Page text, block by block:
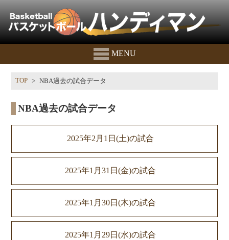
MENU
TOP NBA過去の試合データ
NBA過去の試合データ
2025年2月1日(土)の試合
2025年1月31日(金)の試合
2025年1月30日(木)の試合
2025年1月29日(水)の試合